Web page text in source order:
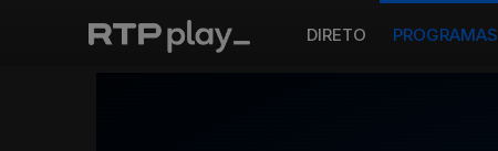
DIRETO PROGRAMAS